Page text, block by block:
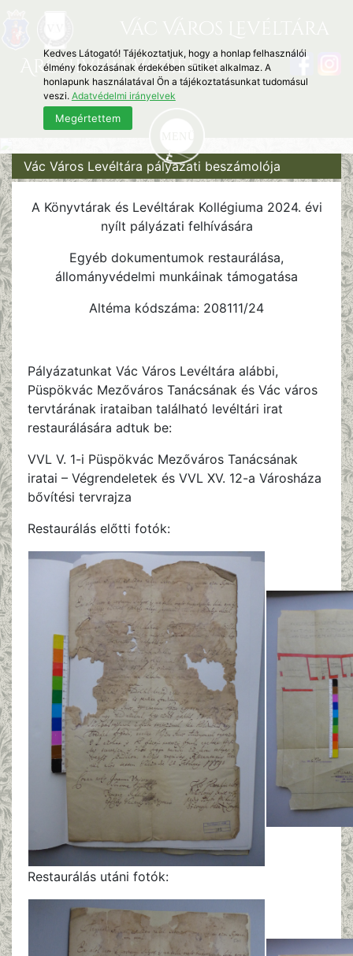
Archivum Vaciense
Vác Város Levéltára pályázati beszámolója
A Könyvtárak és Levéltárak Kollégiuma 2024. évi
nyílt pályázati felhívására
Egyéb dokumentumok restaurálása,
állományvédelmi munkáinak támogatása
Altéma kódszáma: 208111/24
Pályázatunkat Vác Város Levéltára alábbi,
Püspökvác Mezőváros Tanácsának és Vác város
tervtárának irataiban található levéltári irat
restaurálására adtuk be:
VVL V. 1-i Püspökvác Mezőváros Tanácsának
iratai – Végrendeletek és VVL XV. 12-a Városháza
bővítési tervrajza
Restaurálás előtti fotók:
Restaurálás utáni fotók:
Kedves Látogató! Tájékoztatjuk, hogy a honlap felhasználói
élmény fokozásának érdekében sütiket alkalmaz. A
honlapunk használatával Ön a tájékoztatásunkat tudomásul
veszi. Adatvédelmi irányelvek
Megértettem